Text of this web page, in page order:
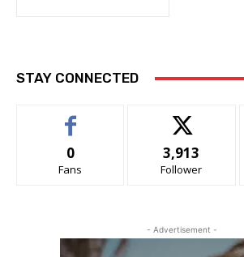
STAY CONNECTED
0
Fans
3,913
Follower
- Advertisement -